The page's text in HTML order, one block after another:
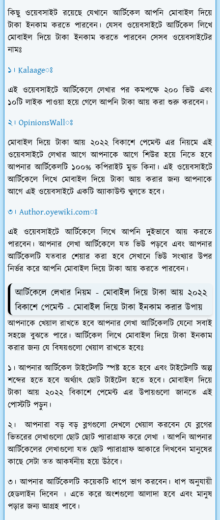
কিছু ওয়েবসাইট রয়েছে যেখানে আর্টিকেল আপনি মোবাইল দিয়ে
টাকা ইনকাম করতে পারবেন। যেসব ওয়েবসাইটে আর্টিকেল লিখে
মোবাইল দিয়ে টাকা ইনকাম করতে পারবেন সেসব ওয়েবসাইটের
নামঃ
১। Kalaageঃ
এই ওয়েবসাইটে আর্টিকেলে লেখার পর কমপক্ষে ২০০ ভিউ এবং
১০টি লাইক পাওয়া হয়ে গেলে আপনি টাকা আয় করা শুরু করবেন।
২। OpinionsWallঃ
মোবাইল দিয়ে টাকা আয় ২০২২ বিকাশে পেমেন্ট এর নিয়মে এই
ওয়েবসাইটে লেখার আগে আপনাকে আগে শিউর হয়ে নিতে হবে
আপনার আর্টিকেলটি ১০০% কপিরাইট মুক্ত কিনা। এই ওয়েবসাইটে
আর্টিকেলে লিখে মোবাইল দিয়ে টাকা আয় করার জন্য আপনাকে
আগে এই ওয়েবসাইটে একটি অ্যাকাউন্ট খুলতে হবে।
৩। Author.oyewiki.comঃ
এই ওয়েবসাইটে আর্টিকেলে লিখে আপনি দুইভাবে আয় করতে
পারবেন। আপনার লেখা আর্টিকেলে যত ভিউ পড়বে এবং আপনার
আর্টিকেলটি যতবার শেয়ার করা হবে সেখানে ভিউ সংখ্যার উপর
নির্ভর করে আপনি মোবাইল দিয়ে টাকা আয় করতে পারবেন।
আর্টিকেলে লেখার নিয়ম - মোবাইল দিয়ে টাকা আয় ২০২২
বিকাশে পেমেন্ট - মোবাইল দিয়ে টাকা ইনকাম করার উপায়
আপনাকে খেয়াল রাখতে হবে আপনার লেখা আর্টিকেলটি যেনো সবাই
সহজে বুঝতে পারে। আর্টিকেল লিখে মোবাইল দিয়ে টাকা ইনকাম
করার জন্য যে বিষয়গুলো খেয়াল রাখতে হবেঃ
১। আপনার আর্টিকেল টাইটেলটি স্পষ্ট হতে হবে এবং টাইটেলটি অল্প
শব্দের হতে হবে অর্থ্যাৎ ছোট টাইটেল হতে হবে। মোবাইল দিয়ে
টাকা আয় ২০২২ বিকাশে পেমেন্ট এর উপায়গুলো জানতে এই
পোস্টটি পড়ুন।
২। আপনারা বড় বড় ব্লগগুলো দেখলে খেয়াল করবেন যে ব্লগের
ভিতরের লেখাগুলো ছোট ছোট প্যারাগ্রাফ করে লেখা । আপনি আপনার
আর্টিকেলের লেখাগুলো যত ছোট প্যারাগ্রাফ আকারে লিখবেন মানুষের
কাছে সেটা তত আকর্ষনীয় হয়ে উঠবে।
৩। আপনার আর্টিকেলটি কয়েকটি ধাপে ভাগ করবেন। ধাপ অনুযায়ী
হেডলাইন দিবেন । এতে করে অংশগুলো আলাদা হবে এবং মানুষ
পড়ার জন্য আগ্রহ পাবে।